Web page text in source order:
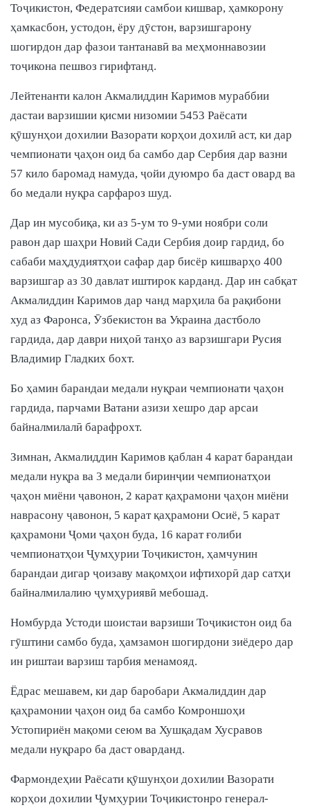
Тоҷикистон, Федератсияи самбои кишвар, ҳамкорону
ҳамкасбон, устодон, ёру дӯстон, варзишгарону
шогирдон дар фазои тантанавӣ ва меҳмоннавозии
тоҷикона пешвоз гирифтанд.
Лейтенанти калон Акмалиддин Каримов мураббии
дастаи варзишии қисми низомии 5453 Раёсати
қӯшунҳои дохилии Вазорати корҳои дохилӣ аст, ки дар
чемпионати ҷаҳон оид ба самбо дар Сербия дар вазни
57 кило баромад намуда, ҷойи дуюмро ба даст овард ва
бо медали нуқра сарфароз шуд.
Дар ин мусобиқа, ки аз 5-ум то 9-уми ноябри соли
равон дар шаҳри Новий Сади Сербия доир гардид, бо
сабаби маҳдудиятҳои сафар дар бисёр кишварҳо 400
варзишгар аз 30 давлат иштирок карданд. Дар ин сабқат
Акмалиддин Каримов дар чанд марҳила ба рақибони
худ аз Фаронса, Ӯзбекистон ва Украина дастболо
гардида, дар даври ниҳоӣ танҳо аз варзишгари Русия
Владимир Гладких бохт.
Бо ҳамин барандаи медали нуқраи чемпионати ҷаҳон
гардида, парчами Ватани азизи хешро дар арсаи
байналмилалӣ барафрохт.
Зимнан, Акмалиддин Каримов қаблан 4 карат барандаи
медали нуқра ва 3 медали биринҷии чемпионатҳои
ҷаҳон миёни ҷавонон, 2 карат қаҳрамони ҷаҳон миёни
наврасону ҷавонон, 5 карат қаҳрамони Осиё, 5 карат
қаҳрамони Ҷоми ҷаҳон буда, 16 карат ғолиби
чемпионатҳои Ҷумҳурии Тоҷикистон, ҳамчунин
барандаи дигар ҷоизаву мақомҳои ифтихорӣ дар сатҳи
байналмилалию ҷумҳуриявӣ мебошад.
Номбурда Устоди шоистаи варзиши Тоҷикистон оид ба
гӯштини самбо буда, ҳамзамон шогирдони зиёдеро дар
ин риштаи варзиш тарбия менамояд.
Ёдрас мешавем, ки дар баробари Акмалиддин дар
қаҳрамонии ҷаҳон оид ба самбо Комроншоҳи
Устопириён мақоми сеюм ва Хушқадам Хусравов
медали нуқраро ба даст оварданд.
Фармондеҳии Раёсати қӯшунҳои дохилии Вазорати
корҳои дохилии Ҷумҳурии Тоҷикистонро генерал-